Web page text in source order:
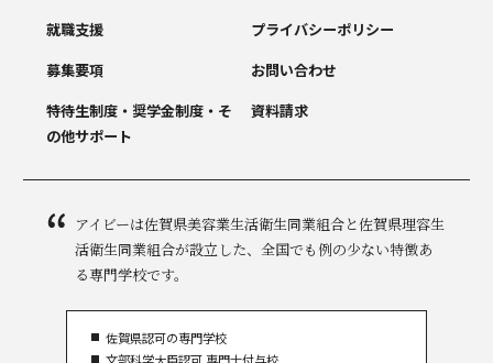
就職支援
募集要項
特待生制度・奨学金制度・ そ
の他サポート
プライバシーポリシー
お問い合わせ
資料請求
アイビーは佐賀県美容業生活衛生同業組合と佐賀県理容生
活衛生同業組合が設立した、全国でも例の少ない特徴あ
る専門学校です。
佐賀県認可の専門学校
文部科学大臣認可 専門士付与校